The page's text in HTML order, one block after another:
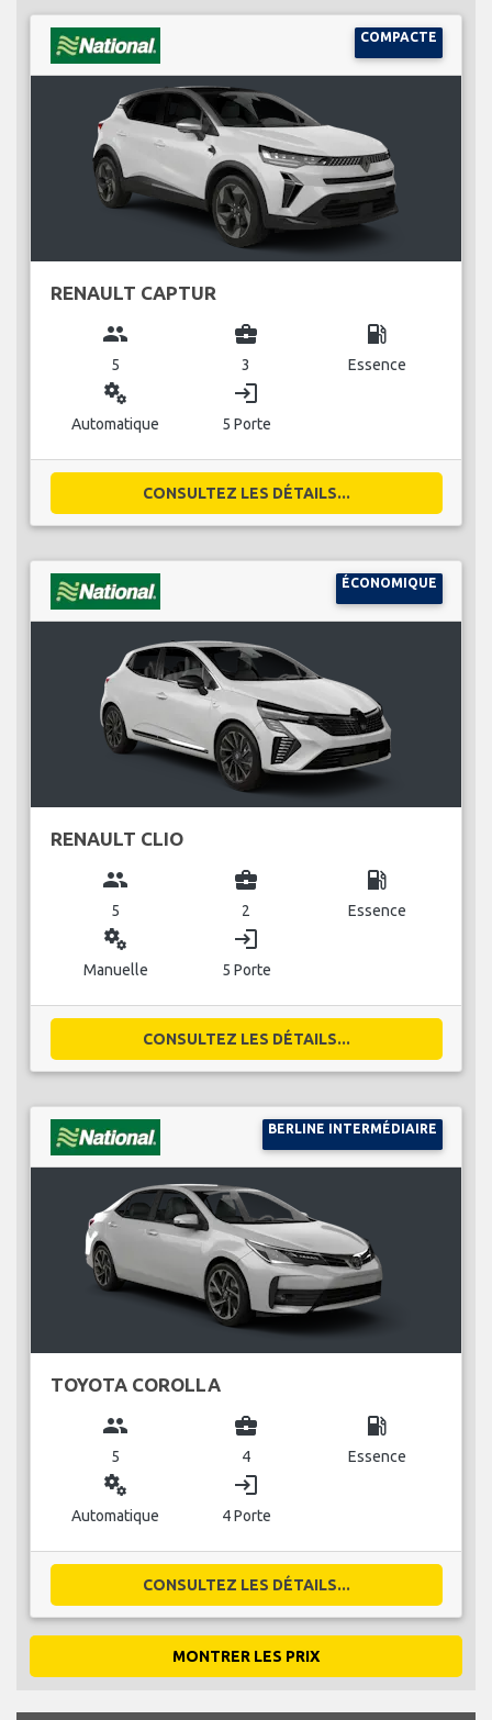
COMPACTE
RENAULT CAPTUR
group
5
business_center
3
local_gas_station
Essence
miscellaneous_services
Automatique
login
5 Porte
CONSULTEZ LES DÉTAILS...
ÉCONOMIQUE
RENAULT CLIO
group
5
business_center
2
local_gas_station
Essence
miscellaneous_services
Manuelle
login
5 Porte
CONSULTEZ LES DÉTAILS...
BERLINE INTERMÉDIAIRE
TOYOTA COROLLA
group
5
business_center
4
local_gas_station
Essence
miscellaneous_services
Automatique
login
4 Porte
CONSULTEZ LES DÉTAILS...
MONTRER LES PRIX